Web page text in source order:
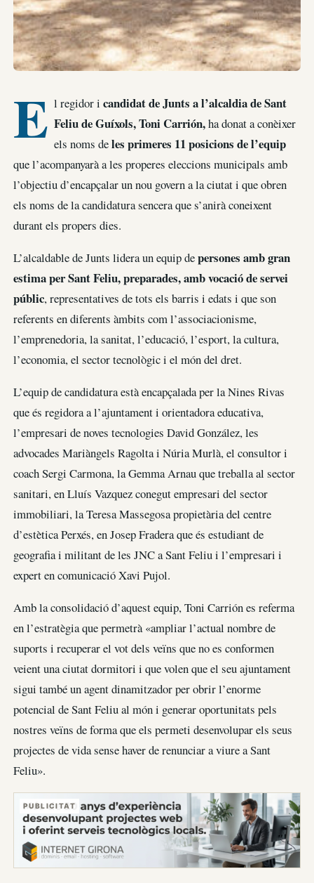
E l regidor i candidat de Junts a l’alcaldia de Sant
Feliu de Guíxols, Toni Carrión,ha donat a conèixer
els noms deles primeres 11 posicions de l’equip
que l’acompanyarà a les properes eleccions municipals amb
l’objectiu d’encapçalar un nou govern a la ciutat i que obren
els noms de la candidatura sencera que s’anirà coneixent
durant els propers dies.
L’alcaldable de Junts lidera un equip depersones amb gran
estima per Sant Feliu, preparades, amb vocació de servei
públic, representatives de tots els barris i edats i que son
referents en diferents àmbits com l’associacionisme,
l’emprenedoria, la sanitat, l’educació, l’esport, la cultura,
l’economia, el sector tecnològic i el món del dret.
L’equip de candidatura està encapçalada per la Nines Rivas
que és regidora a l’ajuntament i orientadora educativa,
l’empresari de noves tecnologies David González, les
advocades Mariàngels Ragolta i Núria Murlà, el consultor i
coach Sergi Carmona, la Gemma Arnau que treballa al sector
sanitari, en Lluís Vazquez conegut empresari del sector
immobiliari, la Teresa Massegosa propietària del centre
d’estètica Perxés, en Josep Fradera que és estudiant de
geografia i militant de les JNC a Sant Feliu i l’empresari i
expert en comunicació Xavi Pujol.
Amb la consolidació d’aquest equip, Toni Carrión es referma
en l’estratègia que permetrà «ampliar l’actual nombre de
suports i recuperar el vot dels veïns que no es conformen
veient una ciutat dormitori i que volen que el seu ajuntament
sigui també un agent dinamitzador per obrir l’enorme
potencial de Sant Feliu al món i generar oportunitats pels
nostres veïns de forma que els permeti desenvolupar els seus
projectes de vida sense haver de renunciar a viure a Sant
Feliu».
PUBLICITAT